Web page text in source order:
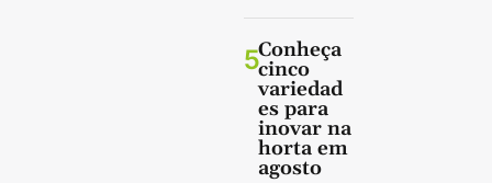
5Conheça
cinco
variedad
es para
inovar na
horta em
agosto